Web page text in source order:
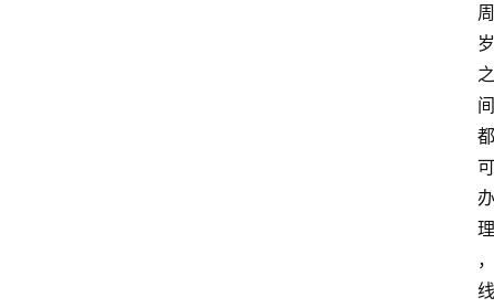
周
岁
之
间
都
可
办
理
，
线